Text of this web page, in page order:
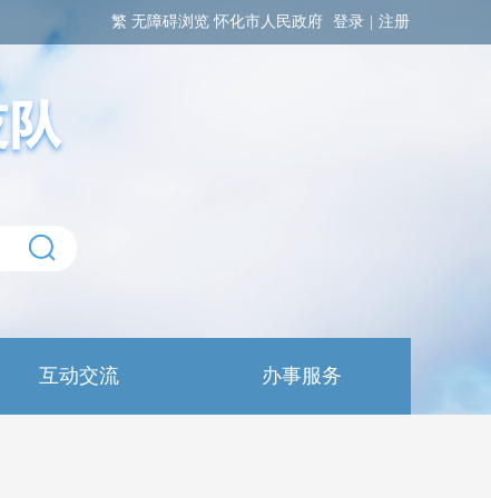
繁 无障碍浏览 怀化市人民政府 登录 注册
互动交流 办事服务